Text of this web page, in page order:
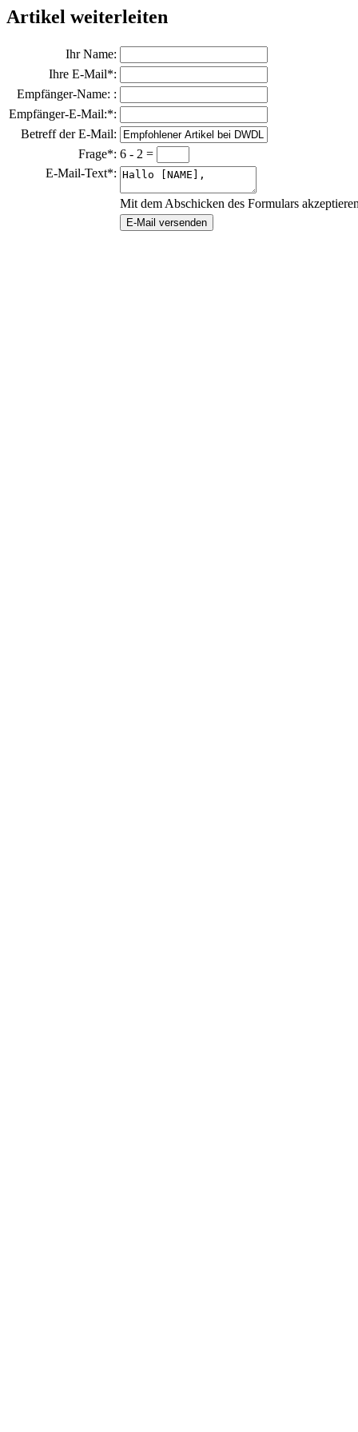
Artikel weiterleiten
Ihr Name:
Ihre E-Mail*:
Empfänger-Name: :
Empfänger-E-Mail:*:
Betreff der E-Mail:
Frage*: 6 - 2 =
E-Mail-Text*:
Mit dem Abschicken des Formulars
E-Mail versenden